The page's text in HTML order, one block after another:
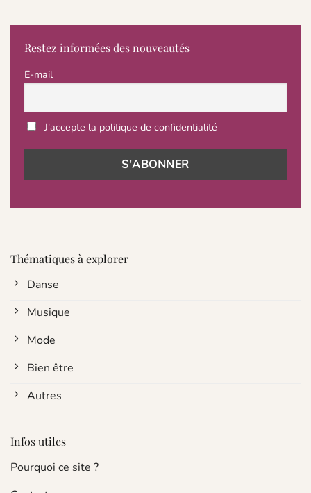
Restez informées des nouveautés
E-mail
J'accepte la politique de confidentialité
Thématiques à explorer
Danse
Musique
Mode
Bien être
Autres
Infos utiles
Pourquoi ce site ?